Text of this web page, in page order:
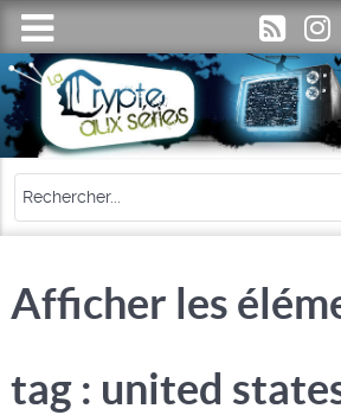
Afficher les
tag : united